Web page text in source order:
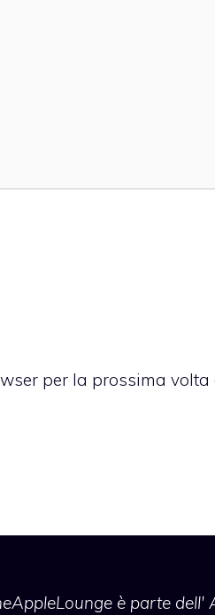
per la prossima volta
è parte dell'